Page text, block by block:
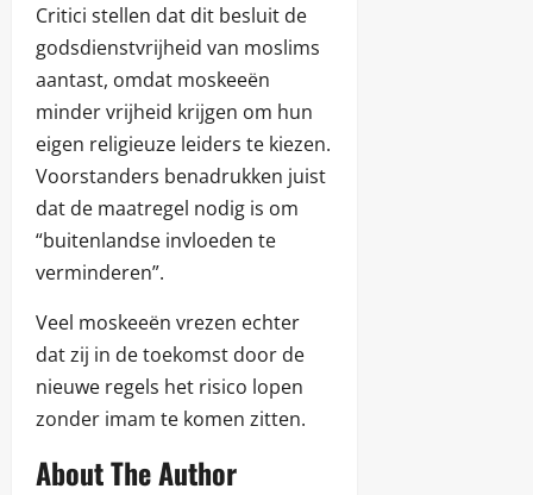
Critici stellen dat dit besluit de
godsdienstvrijheid van moslims
aantast, omdat moskeeën
minder vrijheid krijgen om hun
eigen religieuze leiders te kiezen.
Voorstanders benadrukken juist
dat de maatregel nodig is om
“buitenlandse invloeden te
verminderen”.
Veel moskeeën vrezen echter
dat zij in de toekomst door de
nieuwe regels het risico lopen
zonder imam te komen zitten.
About The Author